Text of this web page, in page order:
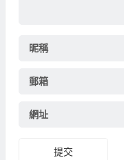
昵稱
郵箱
網址